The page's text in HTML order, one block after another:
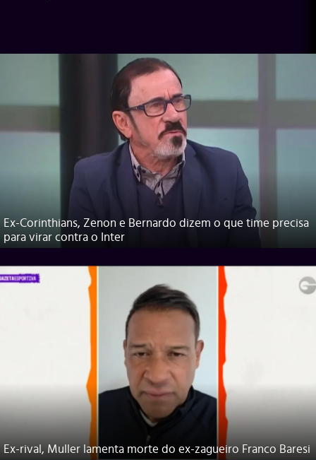
Ex-Corinthians, Zenon e Bernardo dizem o que time precisa
para virar contra o Inter
Ex-rival, Muller lamenta morte do ex-zagueiro Franco Baresi